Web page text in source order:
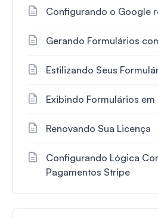
Configurando o Google
Gerando Formulários
Estilizando Seus
Exibindo Formulários em
Renovando Sua Licença
Configurando Lógica
Pagamentos Stripe